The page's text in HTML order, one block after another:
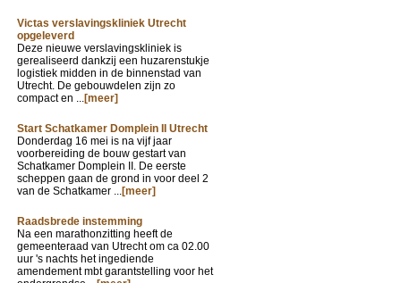
Victas verslavingskliniek Utrecht
opgeleverd
Deze nieuwe verslavingskliniek is
gerealiseerd dankzij een huzarenstukje
logistiek midden in de binnenstad van
Utrecht. De gebouwdelen zijn zo
compact en ...[meer]
Start Schatkamer Domplein II Utrecht
Donderdag 16 mei is na vijf jaar
voorbereiding de bouw gestart van
Schatkamer Domplein II. De eerste
scheppen gaan de grond in voor deel 2
van de Schatkamer ...[meer]
Raadsbrede instemming
Na een marathonzitting heeft de
gemeenteraad van Utrecht om ca 02.00
uur 's nachts het ingediende
amendement mbt garantstelling voor het